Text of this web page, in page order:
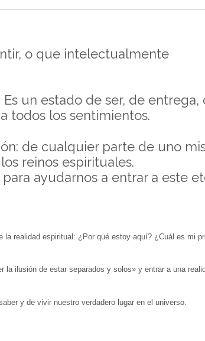
o que intelectualmente
un estado de ser, de entrega,
todos los sentimientos.
de cualquier parte de uno
reinos espirituales.
ayudarnos a entrar a este
realidad espiritual: ¿Por qué estoy aquí? ¿Cuál es mi
la ilusión de estar separados y solos» y entrar a una
y de vivir nuestro verdadero lugar en el universo.